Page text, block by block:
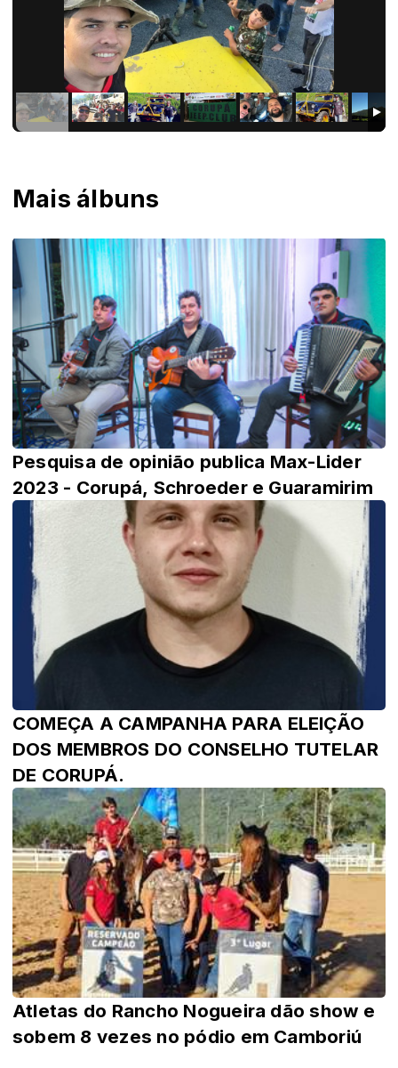
Mais álbuns
Pesquisa de opinião publica Max-Lider
2023 - Corupá, Schroeder e Guaramirim
COMEÇA A CAMPANHA PARA ELEIÇÃO
DOS MEMBROS DO CONSELHO TUTELAR
DE CORUPÁ.
Atletas do Rancho Nogueira dão show e
sobem 8 vezes no pódio em Camboriú